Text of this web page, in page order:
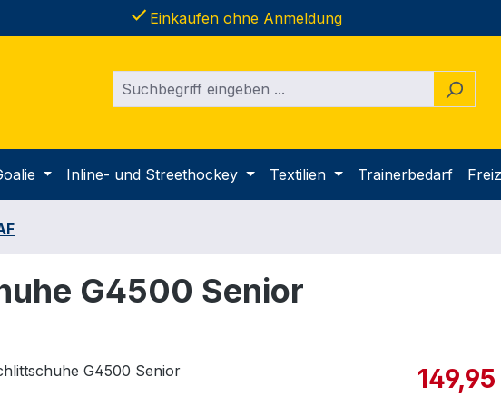
done Einkaufen ohne Anmeldung
Inline- und Streethockey Textilien Trainerbedarf
G4500 Senior